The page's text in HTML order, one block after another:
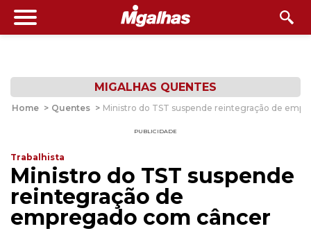
MIGALHAS QUENTES
Home > Quentes > Ministro do TST suspende reintegração de
PUBLICIDADE
Trabalhista
Ministro do TST suspende
reintegração de
empregado com câncer